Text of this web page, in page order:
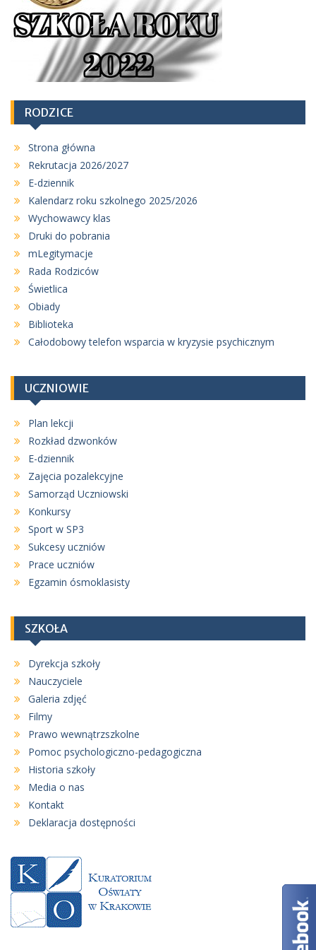
a
w
u
RODZICE
Strona główna
Rekrutacja 2026/2027
E-dziennik
Kalendarz roku szkolnego 2025/2026
Wychowawcy klas
Druki do pobrania
mLegitymacje
Rada Rodziców
Świetlica
Obiady
Biblioteka
Całodobowy telefon wsparcia w kryzysie psychicznym
UCZNIOWIE
Plan lekcji
Rozkład dzwonków
E-dziennik
Zajęcia pozalekcyjne
Samorząd Uczniowski
Konkursy
Sport w SP3
Sukcesy uczniów
Prace uczniów
Egzamin ósmoklasisty
SZKOŁA
Dyrekcja szkoły
Nauczyciele
Galeria zdjęć
Filmy
Prawo wewnątrzszkolne
Pomoc psychologiczno-pedagogiczna
Historia szkoły
Media o nas
Kontakt
Deklaracja dostępności